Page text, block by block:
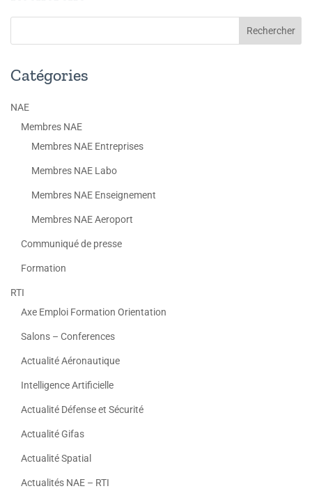
Catégories
NAE
Membres NAE
Membres NAE Entreprises
Membres NAE Labo
Membres NAE Enseignement
Membres NAE Aeroport
Communiqué de presse
Formation
RTI
Axe Emploi Formation Orientation
Salons – Conferences
Actualité Aéronautique
Intelligence Artificielle
Actualité Défense et Sécurité
Actualité Gifas
Actualité Spatial
Actualités NAE – RTI